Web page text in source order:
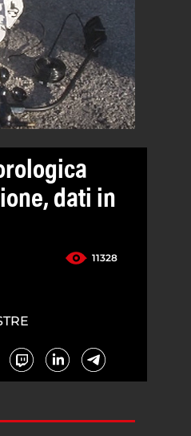
dati in
11328